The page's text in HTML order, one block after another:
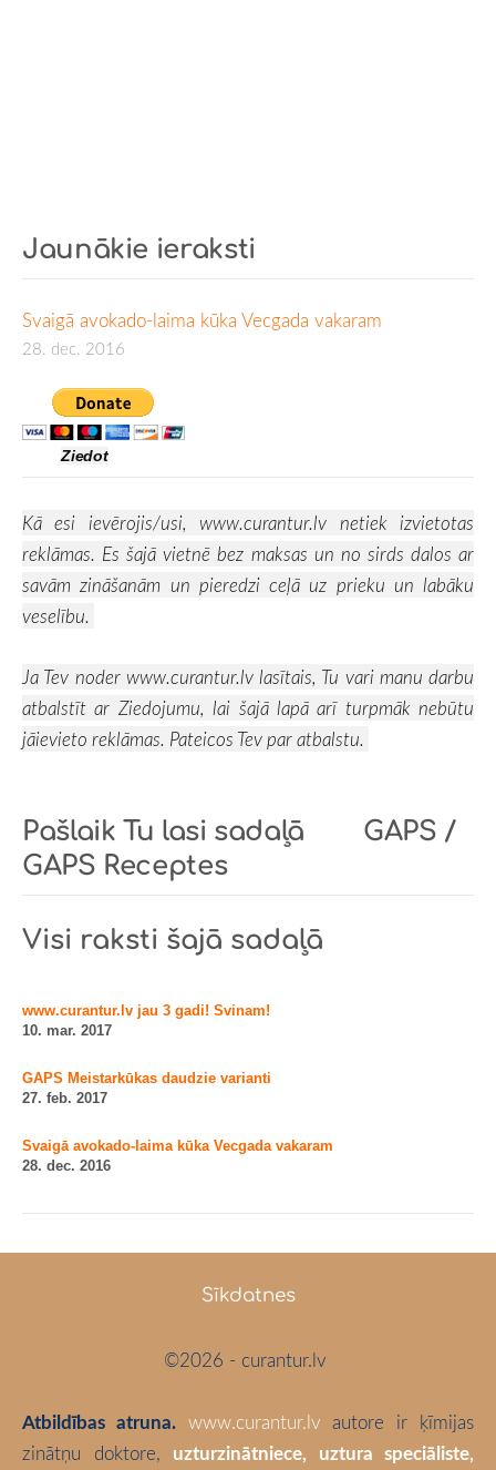
Jaunākie ieraksti
Svaigā avokado-laima kūka Vecgada vakaram
28. dec. 2016
Ziedot
Kā esi ievērojis/usi, www.curantur.lv netiek izvietotas
reklāmas. Es šajā vietnē bez maksas un no sirds dalos ar
savām zināšanām un pieredzi ceļā uz prieku un labāku
veselību.
Ja Tev noder www.curantur.lvlasītais, Tu vari manu darbu
atbalstīt ar Ziedojumu, lai šajā lapā arī turpmāk nebūtu
jāievieto reklāmas. Pateicos Tev par atbalstu.
Pašlaik Tu lasi sadaļā GAPS /
GAPS Receptes
Visi raksti šajā sadaļā
www.curantur.lv jau 3 gadi! Svinam!
10. mar. 2017
GAPS Meistarkūkas daudzie varianti
27. feb. 2017
Svaigā avokado-laima kūka Vecgada vakaram
28. dec. 2016
Sīkdatnes
©2026 - curantur.lv
Atbildības atruna. www.curantur.lv autore ir ķīmijas
zinātņu doktore, uzturzinātniece, uztura speciāliste,